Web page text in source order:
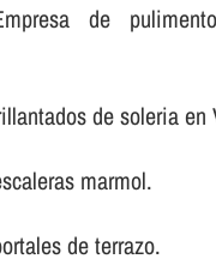
de
de soleria en
marmol.
de terrazo.